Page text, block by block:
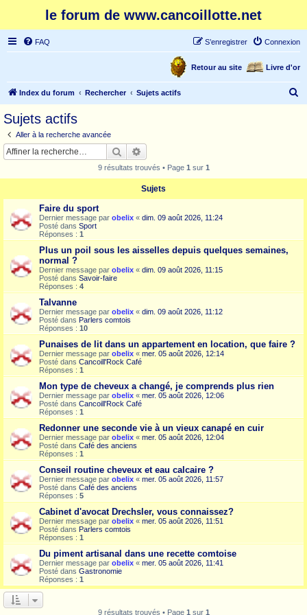
le forum de www.cancoillotte.net
FAQ Connexion
S’enregistrer
Livre d'or
Retour au site
Index du forum Rechercher Sujets actifs
r
Sujets actifs
Aller à la recherche avancée
Rechercher
9 résultats trouvés • Page 1 sur 1
Sujets
Faire du sport
Dernier message par obelix « dim. 09 août 2026, 11:24
Posté dans Sport
Réponses : 1
Plus un poil sous les aisselles depuis quelques semaines,
normal ?
Dernier message par obelix « dim. 09 août 2026, 11:15
Posté dans Savoir-faire
Réponses : 4
Talvanne
Dernier message par obelix « dim. 09 août 2026, 11:12
Posté dans Parlers comtois
Réponses : 10
Punaises de lit dans un appartement en location, que faire ?
Dernier message par obelix « mer. 05 août 2026, 12:14
Posté dans Cancoill'Rock Café
Réponses : 1
Mon type de cheveux a changé, je comprends plus rien
Dernier message par obelix « mer. 05 août 2026, 12:06
Posté dans Cancoill'Rock Café
Réponses : 1
Redonner une seconde vie à un vieux canapé en cuir
Dernier message par obelix « mer. 05 août 2026, 12:04
Posté dans Café des anciens
Réponses : 1
Conseil routine cheveux et eau calcaire ?
Dernier message par obelix « mer. 05 août 2026, 11:57
Posté dans Café des anciens
Réponses : 5
Cabinet d'avocat Drechsler, vous connaissez?
Dernier message par obelix « mer. 05 août 2026, 11:51
Posté dans Parlers comtois
Réponses : 1
Du piment artisanal dans une recette comtoise
Dernier message par obelix « mer. 05 août 2026, 11:41
Posté dans Gastronomie
Réponses : 1
9 résultats trouvés • Page 1 sur 1